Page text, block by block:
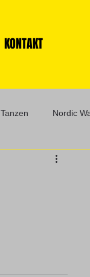
KONTAKT
Tanzen Nordic